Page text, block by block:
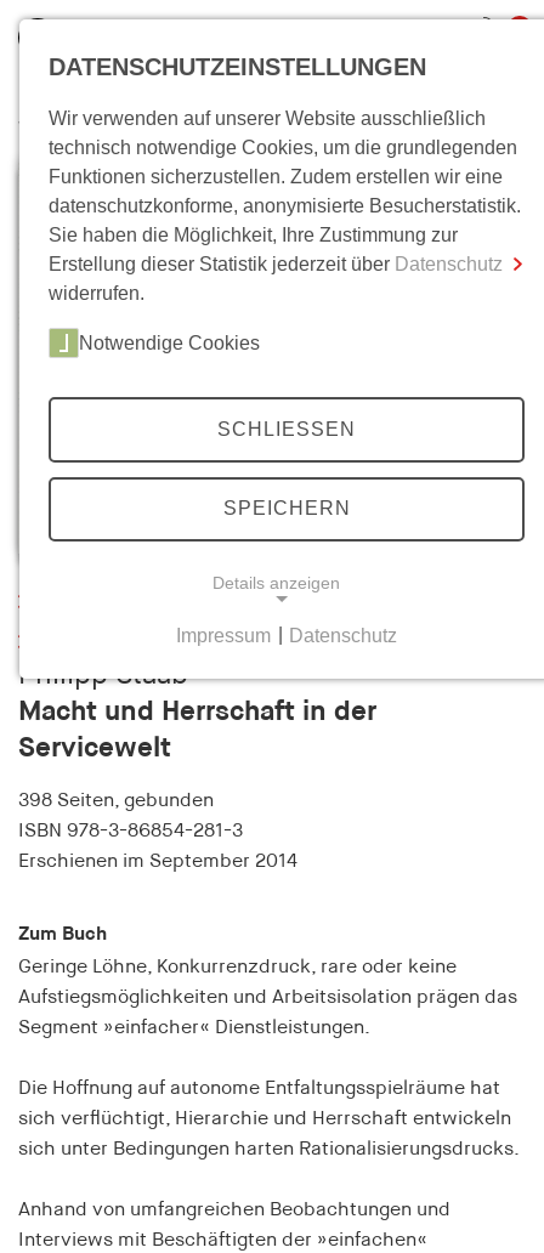
inkl. MwSt.
0,00 €
Zum Warenkorb Zur Kasse
Wo bin ich?
Inhaltsverzeichnis
Philipp Staab
Macht und Herrschaft in der
Servicewelt
398 Seiten, gebunden
ISBN 978-3-86854-281-3
Erschienen im September 2014
Zum Buch
Geringe Löhne, Konkurrenzdruck, rare oder keine
Aufstiegsmöglichkeiten und Arbeitsisolation prägen das
Segment »einfacher« Dienstleistungen.
Die Hoffnung auf autonome Entfaltungsspielräume hat
sich verflüchtigt, Hierarchie und Herrschaft entwickeln
sich unter Bedingungen harten Rationalisierungsdrucks.
Anhand von umfangreichen Beobachtungen und
Interviews mit Beschäftigten der »einfachen«
DATENSCHUTZEINSTELLUNGEN
Wir verwenden auf unserer Website ausschließlich
technisch notwendige Cookies, um die grundlegenden
Funktionen sicherzustellen. Zudem erstellen wir eine
datenschutzkonforme, anonymisierte Besucherstatistik.
Sie haben die Möglichkeit, Ihre Zustimmung zur
Erstellung dieser Statistik jederzeit über Datenschutz
widerrufen.
Notwendige Cookies
SCHLIESSEN
SPEICHERN
Details anzeigen
Notwendige Cookies helfen dabei, eine Webseite
nutzbar zu machen, indem sie Grundfunktionen
wie Seitennavigation und Zugriff auf sichere
kann ohne diese Cookies nicht richtig
funktionieren.
Name:
cookie_consent
Anbieter:
Zweck:
Speichert den Zustimmungsstatus des Benutzers
für Cookies auf der aktuellen Domäne.
1 Jahr
Impressum Datenschutz